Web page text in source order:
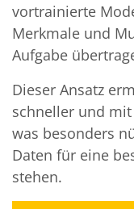
vortrainierte
Merkmale und
Aufgabe
Dieser Ansatz
schneller und
was besonders
Daten für eine
stehen.